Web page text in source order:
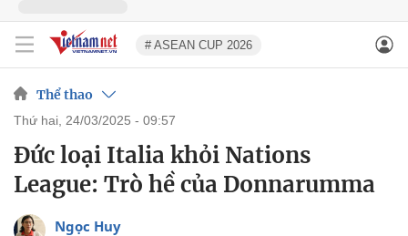
# ASEAN CUP 2026
Thể thao
thứ hai, 24/03/2025 - 09:57
Đức loại Italia khỏi Nations
League: Trò hề của Donnarumma
Ngọc Huy